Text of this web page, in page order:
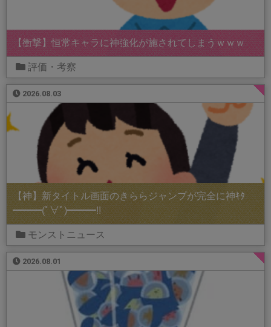
【衝撃】恒常キャラに神強化が施されてしまうｗｗｗ
評価・考察
2026.08.03
【神】新タイトル画面のきららジャンプが完全に神ｷﾀ
━━━(ﾟ∀ﾟ)━━━!!
モンストニュース
2026.08.01